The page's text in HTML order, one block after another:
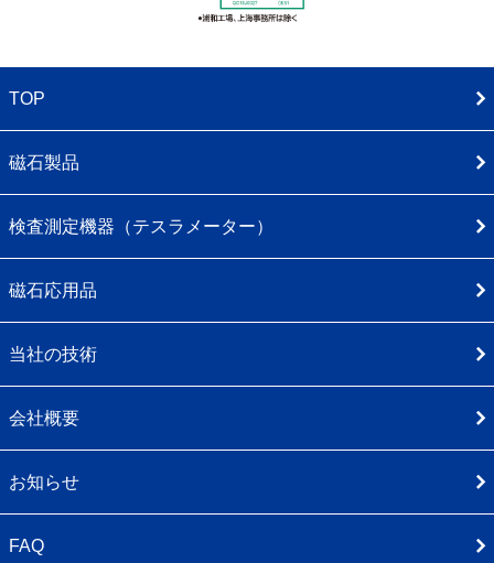
TOP
磁石製品
検査測定機器（テスラメーター）
磁石応用品
当社の技術
会社概要
お知らせ
FAQ